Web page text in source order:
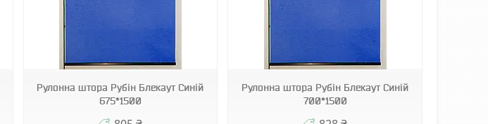
Рулонна штора Рубін Блекаут Синій
675*1500
Рулонна штора Рубін Блекаут Синій
700*1500